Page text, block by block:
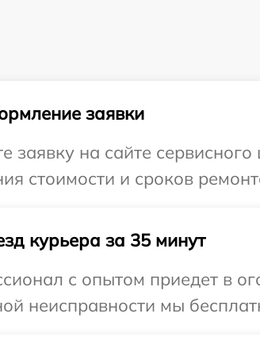
заявки
заявку на сайте
стоимости и сроков
курьера за 35 минут
с опытом приедет в
неисправности мы